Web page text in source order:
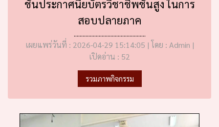
สอบปลายภาค
.................................................
เผยแพร่วันที่ : 2026-04-29 15:14:05 | โดย : Admin |
เปิดอ่าน : 52